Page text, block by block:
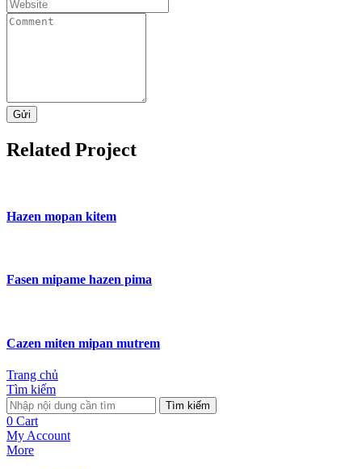
Gửi
Related Project
Hazen mopan kitem
Fasen mipame hazen pima
Cazen miten mipan mutrem
Trang chủ
Tìm kiếm
Tìm kiếm
0 Cart
My Account
More